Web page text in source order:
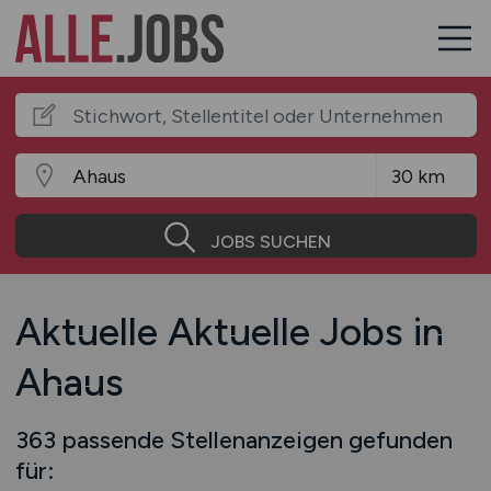
JOBS SUCHEN
Aktuelle Aktuelle Jobs in
Ahaus
363 passende Stellenanzeigen gefunden
für: